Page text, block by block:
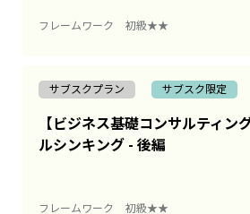
フレームワーク 初級★★
サブスクプラン サブスク限定
【ビジネス基礎コンサルティ
ルシンキング - 後編
フレームワーク 初級★★